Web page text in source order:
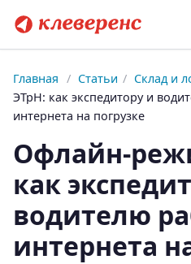
Главная / Статьи / Склад и
ЭТрН: как экспедитору и
интернета на погрузке
Офлайн-
как
водителю
интернета